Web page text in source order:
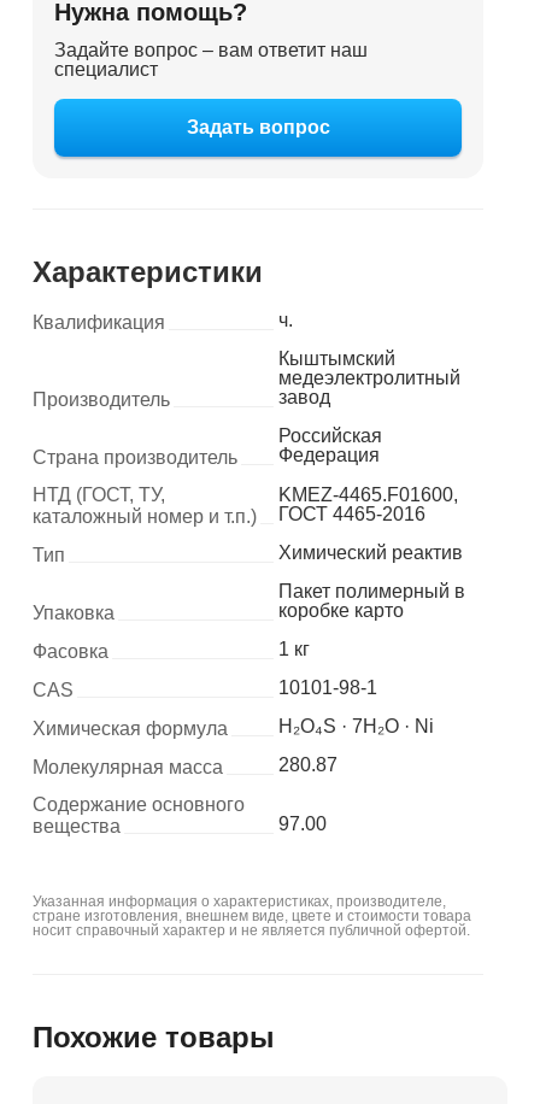
Нужна помощь?
Задайте вопрос – вам ответит наш
специалист
Задать вопрос
Характеристики
Квалификация ч.
Производитель
Кыштымский
медеэлектролитный
завод
Страна производитель
Российская
Федерация
НТД (ГОСТ, ТУ,
каталожный номер и т.п.)
KMEZ-4465.F01600,
ГОСТ 4465-2016
Тип
Химический реактив
Упаковка
Пакет полимерный в
коробке карто
Фасовка
1 кг
CAS
10101-98-1
Химическая формула
H₂O₄S · 7H₂O · Ni
Молекулярная масса
280.87
Содержание основного
вещества
97.00
Указанная информация о характеристиках, производителе,
стране изготовления, внешнем виде, цвете и стоимости товара
носит справочный характер и не является публичной офертой.
Похожие товары